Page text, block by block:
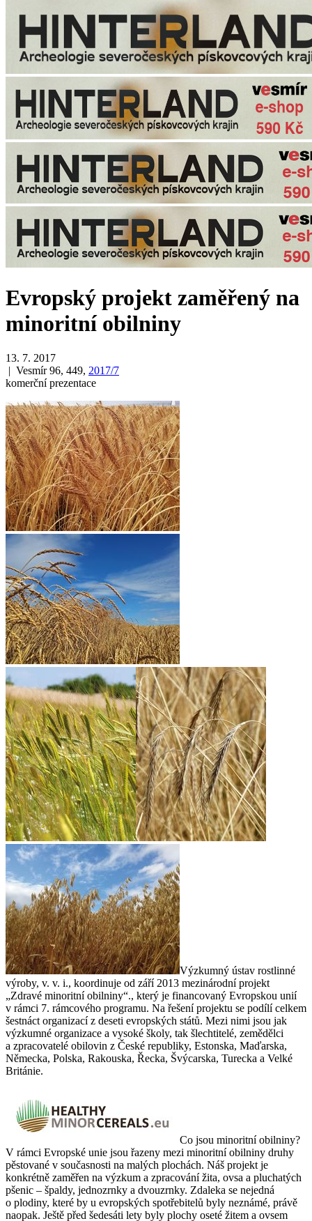
Evropský projekt zaměřený na
minoritní obilniny
13. 7. 2017
| Vesmír 96, 449, 2017/7
komerční prezentace
Výzkumný ústav rostlinné
výroby, v. v. i., koordinuje od září 2013 mezinárodní projekt
„Zdravé minoritní obilniny“., který je financovaný Evropskou unií
v rámci 7. rámcového programu. Na řešení projektu se podílí celkem
šestnáct organizací z deseti evropských států. Mezi nimi jsou jak
výzkumné organizace a vysoké školy, tak šlechtitelé, zemědělci
a zpracovatelé obilovin z České republiky, Estonska, Maďarska,
Německa, Polska, Rakouska, Řecka, Švýcarska, Turecka a Velké
Británie.
Co jsou minoritní obilniny?
V rámci Evropské unie jsou řazeny mezi minoritní obilniny druhy
pěstované v současnosti na malých plochách. Náš projekt je
konkrétně zaměřen na výzkum a zpracování žita, ovsa a pluchatých
pšenic – špaldy, jednozrnky a dvouzrnky. Zdaleka se nejedná
o plodiny, které by u evropských spotřebitelů byly neznámé, právě
naopak. Ještě před šedesáti lety byly plochy oseté žitem a ovsem